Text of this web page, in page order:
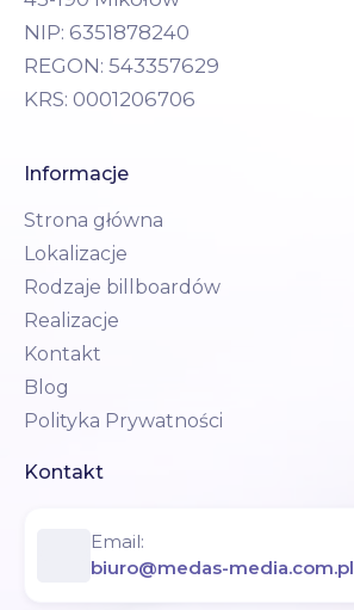
NIP: 6351878240
REGON: 543357629
KRS: 0001206706
Informacje
Strona główna
Lokalizacje
Rodzaje billboardów
Realizacje
Kontakt
Blog
Polityka Prywatności
Kontakt
Email:
biuro@medas-media.com.pl